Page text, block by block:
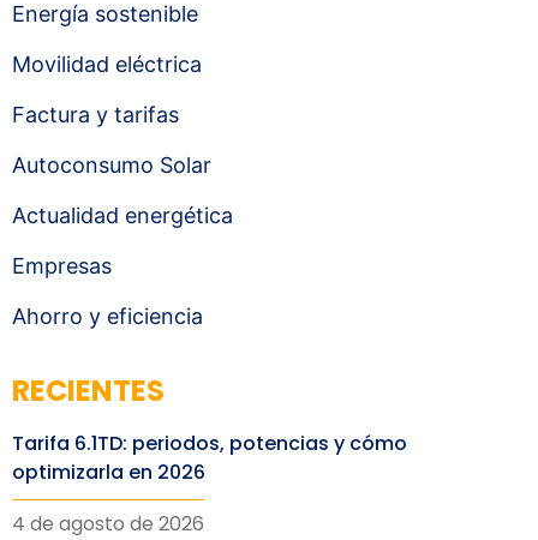
Energía sostenible
Movilidad eléctrica
Factura y tarifas
Autoconsumo Solar
Actualidad energética
Empresas
Ahorro y eficiencia
RECIENTES
Tarifa 6.1TD: periodos, potencias y cómo
optimizarla en 2026
4 de agosto de 2026